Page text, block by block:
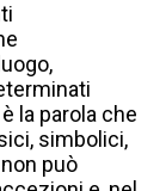
la parola che
simbolici,
può